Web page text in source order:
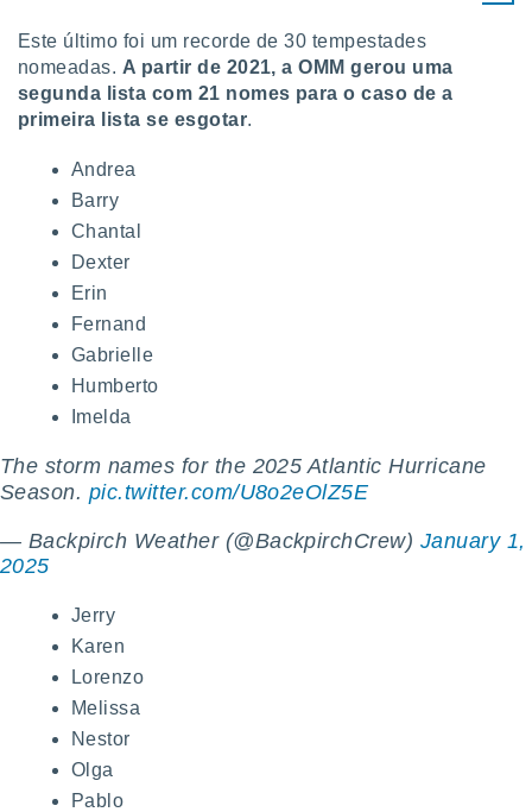
Este último foi um recorde de 30 tempestades
nomeadas. A partir de 2021, a OMM gerou uma
segunda lista com 21 nomes para o caso de a
primeira lista se esgotar.
Andrea
Barry
Chantal
Dexter
Erin
Fernand
Gabrielle
Humberto
Imelda
The storm names for the 2025 Atlantic Hurricane
Season. pic.twitter.com/U8o2eOlZ5E
— Backpirch Weather (@BackpirchCrew) January 1,
2025
Jerry
Karen
Lorenzo
Melissa
Nestor
Olga
Pablo